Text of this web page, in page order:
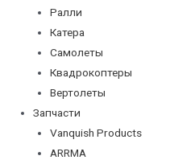
Ралли
Катера
Самолеты
Квадрокоптеры
Вертолеты
Запчасти
Vanquish Products
ARRMA